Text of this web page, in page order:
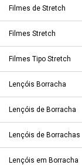
Filmes de Stretch
Filmes Stretch
Filmes Tipo Stretch
Lençóis Borracha
Lençóis de Borracha
Lençóis de Borrachas
Lençóis em Borracha